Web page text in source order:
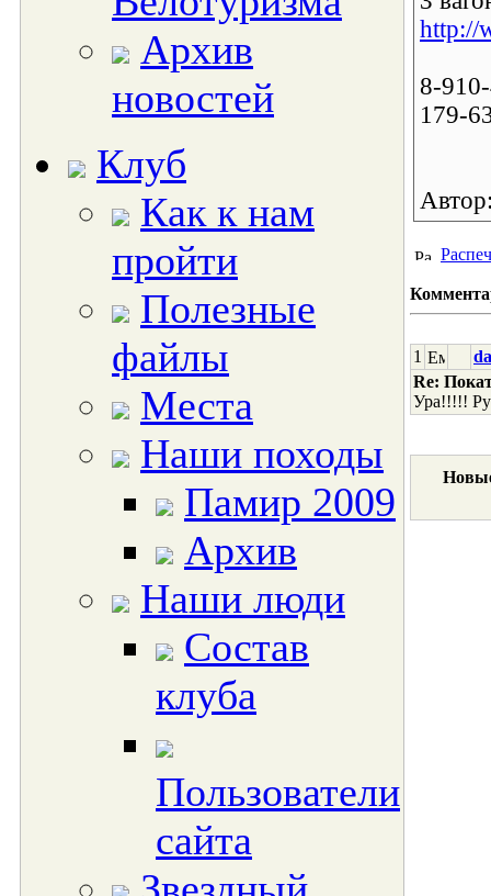
Архив
новостей
Клуб
Как к нам
пройти
Полезные
файлы
Места
Наши походы
Памир 2009
Архив
Наши люди
Состав
клуба
Пользователи
сайта
http://
8-
179-
1
Re:
Ура!!!!!